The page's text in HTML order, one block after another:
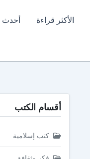
الأكثر قراءة أحدث
أقسام الكتب
كتب إسلامية